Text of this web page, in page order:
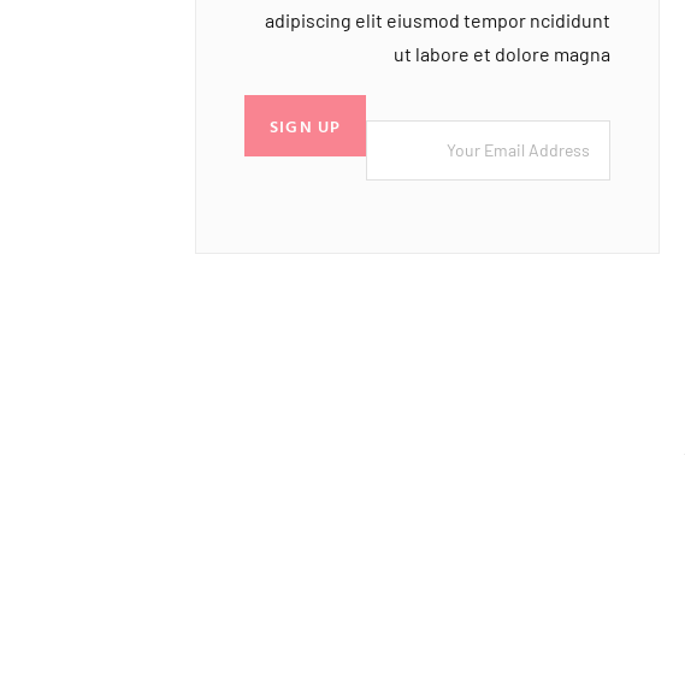
adipiscing elit eiusmod tempor ncididunt
ut labore et dolore magna
SIGN UP